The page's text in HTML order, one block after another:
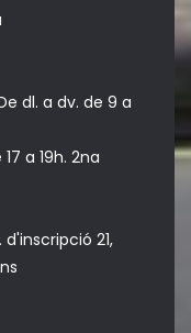
dl. a dv. de 9 a
a 19h. 2na
21,